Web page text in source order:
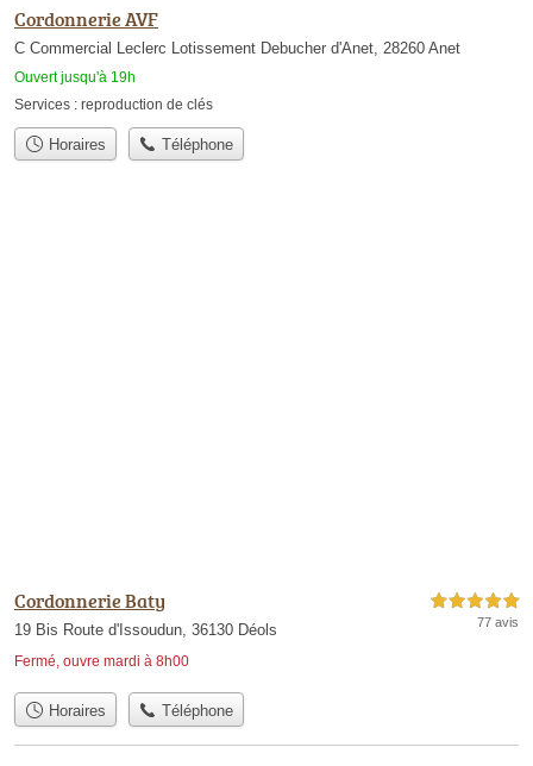
Cordonnerie AVF
C Commercial Leclerc Lotissement Debucher d'Anet, 28260 Anet
Ouvert jusqu'à 19h
Services : reproduction de clés
Horaires Téléphone
Cordonnerie Baty
19 Bis Route d'Issoudun, 36130 Déols
Fermé, ouvre mardi à 8h00
5,0 étoiles sur 5
77 avis
Horaires Téléphone